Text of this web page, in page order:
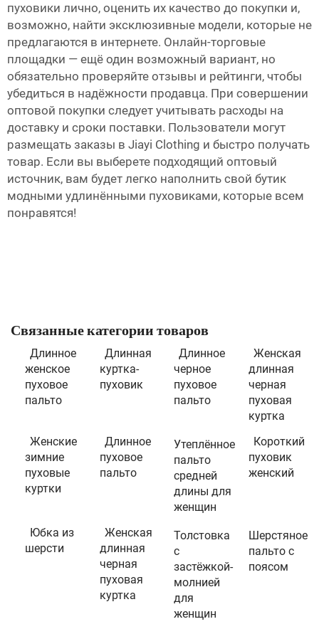
пуховики лично, оценить их качество до покупки и,
возможно, найти эксклюзивные модели, которые не
предлагаются в интернете. Онлайн-торговые
площадки — ещё один возможный вариант, но
обязательно проверяйте отзывы и рейтинги, чтобы
убедиться в надёжности продавца. При совершении
оптовой покупки следует учитывать расходы на
доставку и сроки поставки. Пользователи могут
размещать заказы в Jiayi Clothing и быстро получать
товар. Если вы выберете подходящий оптовый
источник, вам будет легко наполнить свой бутик
модными удлинёнными пуховиками, которые всем
понравятся!
Связанные категории товаров
Длинное
женское
пуховое
пальто
Длинная
куртка-
пуховик
Длинное
черное
пуховое
пальто
Женская
длинная
черная
пуховая
куртка
Женские
зимние
пуховые
куртки
Длинное
пуховое
пальто
Утеплённое
пальто
средней
длины для
женщин
Короткий
пуховик
женский
Юбка из
шерсти
Женская
длинная
черная
пуховая
куртка
Толстовка
с
застёжкой-
молнией
для
женщин
Шерстяное
пальто с
поясом